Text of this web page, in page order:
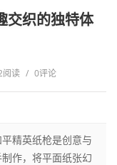
交织的独特体
阅读 / 0评论
精英纸枪是创意与
作，将平面纸张幻